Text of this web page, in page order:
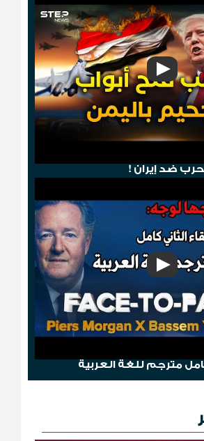
ضد إيران !
مترجم للغة العربية